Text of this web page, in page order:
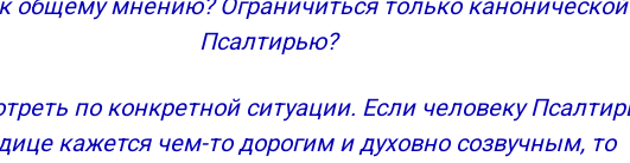
общему мнению? Ограничиться только канонической
Псалтирью?
по конкретной ситуации. Если человеку
кажется чем-то дорогим и духовно созвучным, то